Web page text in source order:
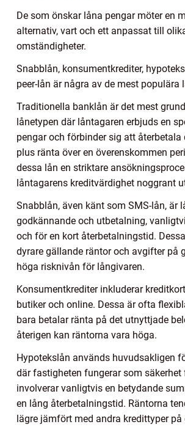
De som önskar låna pengar möter en
alternativ, vart och ett anpassat till
omständigheter.
Snabblån, konsumentkrediter,
peer-lån är några av de mest populära
Traditionella banklån är det mest
lånetypen där låntagaren erbjuds en
pengar och förbinder sig att återbetala
plus ränta över en överenskommen
dessa lån en striktare
låntagarens kreditvärdighet noggrant
Snabblån, även känt som SMS-lån, är
godkännande och utbetalning,
och för en kort återbetalningstid.
dyrare gällande räntor och avgifter på
höga risknivån för långivaren.
Konsumentkrediter inkluderar
butiker och online. Dessa är ofta
bara betalar ränta på det utnyttjade
återigen kan räntorna vara höga.
Hypotekslån används huvudsakligen
där fastigheten fungerar som säkerhet
involverar vanligtvis en betydande
en lång återbetalningstid. Räntorna
lägre jämfört med andra kredittyper på